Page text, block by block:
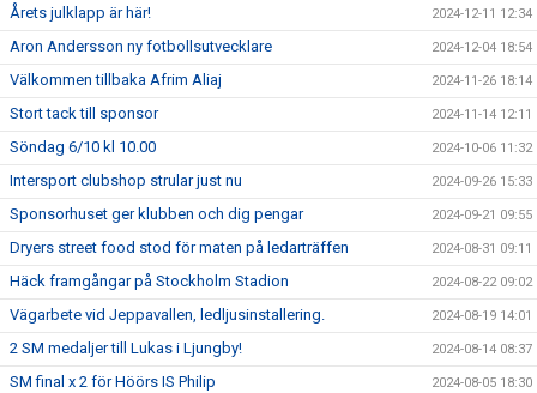
Årets julklapp är här! 2024-12-11 12:34
Aron Andersson ny fotbollsutvecklare 2024-12-04 18:54
Välkommen tillbaka Afrim Aliaj 2024-11-26 18:14
Stort tack till sponsor 2024-11-14 12:11
Söndag 6/10 kl 10.00 2024-10-06 11:32
Intersport clubshop strular just nu 2024-09-26 15:33
Sponsorhuset ger klubben och dig pengar 2024-09-21 09:55
Dryers street food stod för maten på ledarträffen 2024-08-31 09:11
Häck framgångar på Stockholm Stadion 2024-08-22 09:02
Vägarbete vid Jeppavallen, ledljusinstallering. 2024-08-19 14:01
2 SM medaljer till Lukas i Ljungby! 2024-08-14 08:37
SM final x 2 för Höörs IS Philip 2024-08-05 18:30